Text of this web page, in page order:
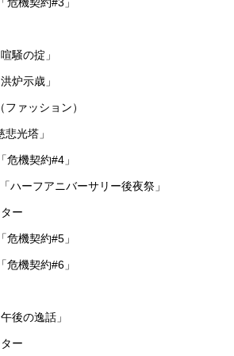
騒の掟」
炉示歳」
ァッション）
光塔」
危機契約#4」
ハーフアニバーサリー後夜祭」
ー
危機契約#5」
危機契約#6」
後の逸話」
ー